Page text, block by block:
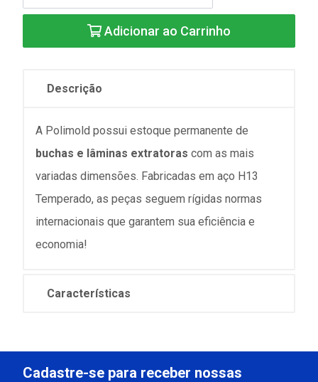
Adicionar ao Carrinho
Descrição
A Polimold possui estoque permanente de
buchas e lâminas extratoras com as mais
variadas dimensões. Fabricadas em aço H13
Temperado, as peças seguem rígidas normas
internacionais que garantem sua eficiência e
economia!
Características
Cadastre-se para receber nossas